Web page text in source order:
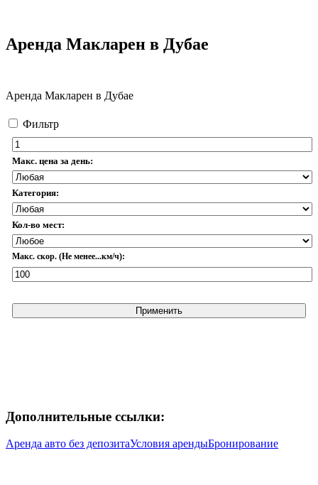
Аренда Макларен в Дубае
Аренда Макларен в Дубае
Фильтр
Макс. цена за день:
Категория:
Кол-во мест:
Макс. скор. (Не менее...км/ч):
Применить
Дополнительные ссылки:
Аренда авто без депозитаУсловия арендыБронирование